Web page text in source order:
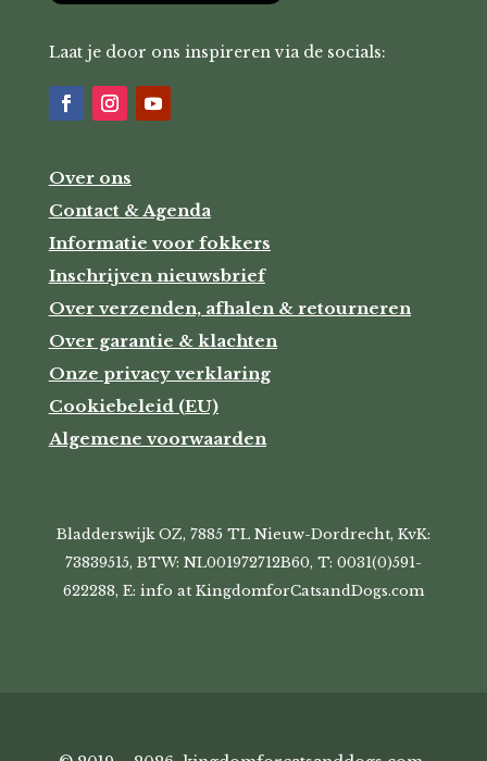
Laat je door ons inspireren via de socials:
Over ons
Contact & Agenda
Informatie voor fokkers
Inschrijven nieuwsbrief
Over verzenden, afhalen & retourneren
Over garantie & klachten
Onze privacy verklaring
Cookiebeleid (EU)
Algemene voorwaarden
Bladderswijk OZ, 7885 TL Nieuw-Dordrecht, KvK:
73839515, BTW: NL001972712B60, T: 0031(0)591-
622288, E: info at KingdomforCatsandDogs.com